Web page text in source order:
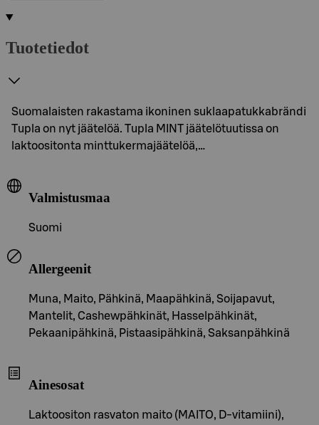
Tuotetiedot
Suomalaisten rakastama ikoninen suklaapatukkabrändi
Tupla on nyt jäätelöä. Tupla MINT jäätelötuutissa on
laktoositonta minttukermajäätelöä,…
Valmistusmaa
Suomi
Allergeenit
Muna, Maito, Pähkinä, Maapähkinä, Soijapavut,
Mantelit, Cashewpähkinät, Hasselpähkinät,
Pekaanipähkinä, Pistaasipähkinä, Saksanpähkinä
Ainesosat
Laktoositon rasvaton maito (MAITO, D-vitamiini),